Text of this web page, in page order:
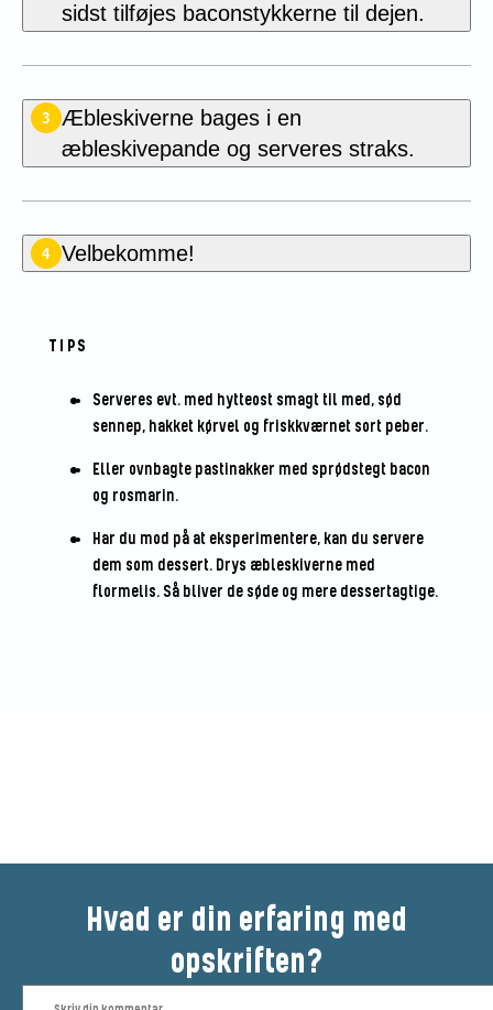
sidst tilføjes baconstykkerne til dejen.
3
Æbleskiverne bages i en
æbleskivepande og serveres straks.
4 Velbekomme!
TIPS
Serveres evt. med hytteost smagt til med, sød
sennep, hakket kørvel og friskkværnet sort peber.
Eller ovnbagte pastinakker med sprødstegt bacon
og rosmarin.
Har du mod på at eksperimentere, kan du servere
dem som dessert. Drys æbleskiverne med
flormelis. Så bliver de søde og mere dessertagtige.
Hvad er din erfaring med
opskriften?